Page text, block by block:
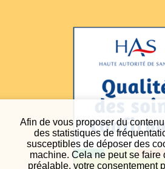
Afin de vous proposer du
des statistiques de
susceptibles de déposer des
machine. Cela ne peut se faire
préalable, votre consentement